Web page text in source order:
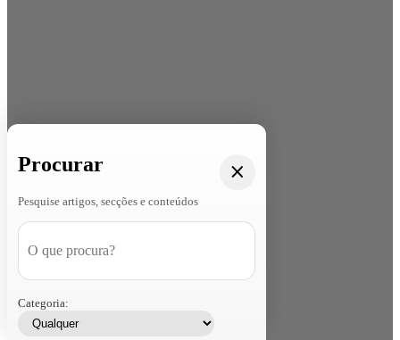
Procurar
Pesquise artigos, secções e conteúdos
Categoria: